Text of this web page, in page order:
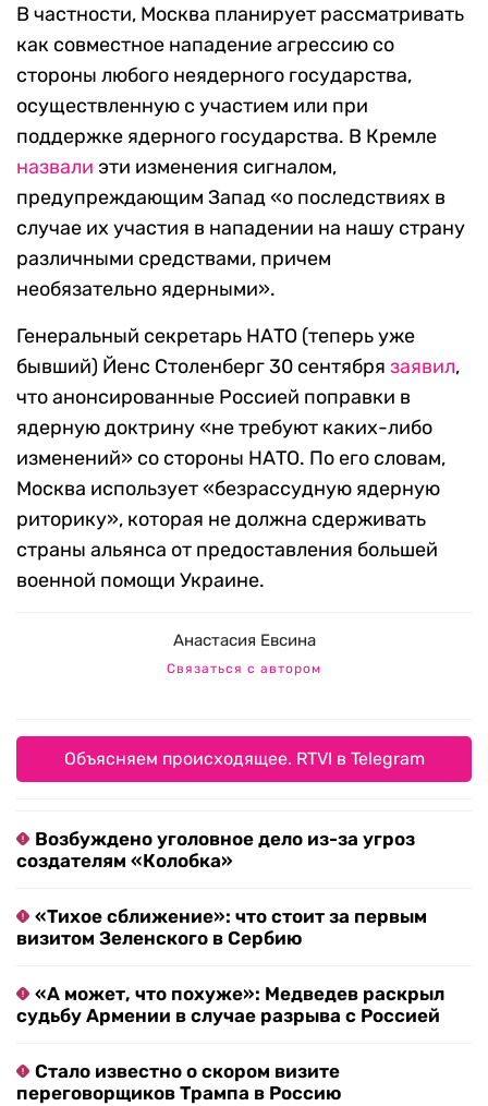
В частности, Москва планирует рассматривать
как совместное нападение агрессию со
стороны любого неядерного государства,
осуществленную с участием или при
поддержке ядерного государства. В Кремле
назвали эти изменения сигналом,
предупреждающим Запад «о последствиях в
случае их участия в нападении на нашу страну
различными средствами, причем
необязательно ядерными».
Генеральный секретарь НАТО (теперь уже
бывший) Йенс Столенберг 30 сентября заявил,
что анонсированные Россией поправки в
ядерную доктрину «не требуют каких-либо
изменений» со стороны НАТО. По его словам,
Москва использует «безрассудную ядерную
риторику», которая не должна сдерживать
страны альянса от предоставления большей
военной помощи Украине.
Анастасия Евсина
Связаться с автором
Объясняем происходящее. RTVI в Telegram
Возбуждено уголовное дело из-за угроз
создателям «Колобка»
«Тихое сближение»: что стоит за первым
визитом Зеленского в Сербию
«А может, что похуже»: Медведев раскрыл
судьбу Армении в случае разрыва с Россией
Стало известно о скором визите
переговорщиков Трампа в Россию